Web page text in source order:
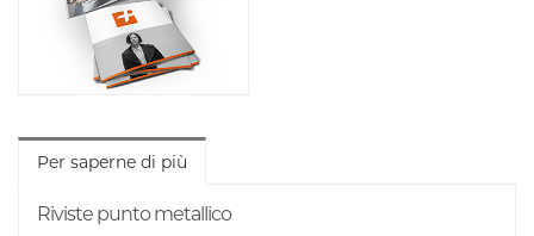
Per saperne di più
Riviste punto metallico